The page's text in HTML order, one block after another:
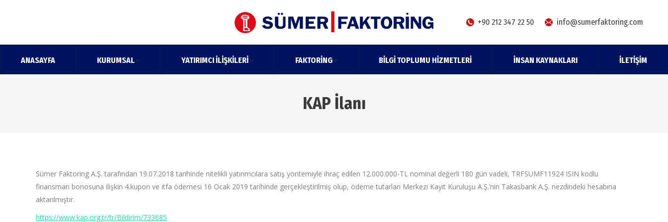
+90 212 347 22 50 info@sumerfaktoring.com
ANASAYFA KURUMSAL YATIRIMCI İLIŞKILERI FAKTORING BILGI TOPLUMU HIZMETLERI İNSAN KAYNAKLARI İLETIŞIM
KAP İlanı
Sümer Faktoring A.Ş. tarafından 19.07.2018 tarihinde nitelikli yatırımcılara satış yöntemiyle ihraç edilen 12.000.000-TL nominal değerli 180 gün vadeli, TRFSUMF11924 ISIN kodlu
finansman bonosuna ilişkin 4.kupon ve itfa ödemesi 16 Ocak 2019 tarihinde gerçekleştirilmiş olup, ödeme tutarları Merkezi Kayıt Kuruluşu A.Ş.’nin Takasbank A.Ş. nezdindeki hesabına
aktarılmıştır.
https://www.kap.org.tr/tr/Bildirim/733685